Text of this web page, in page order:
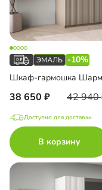
-10%
38 650 42 940
Доступно для доставки
В корзину